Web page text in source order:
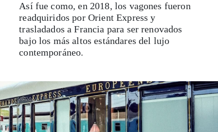
Así fue como, en 2018, los vagones fueron
readquiridos por Orient Express y
trasladados a Francia para ser renovados
bajo los más altos estándares del lujo
contemporáneo.